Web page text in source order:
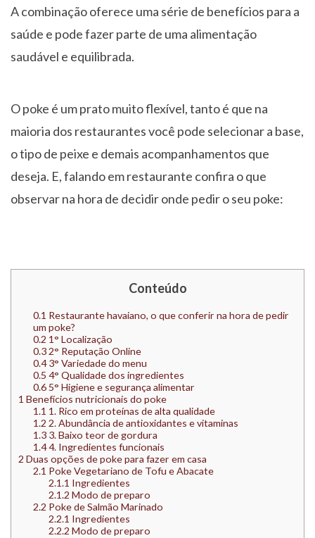
A combinação oferece uma série de benefícios para a
saúde e pode fazer parte de uma alimentação
saudável e equilibrada.
O poke é um prato muito flexível, tanto é que na
maioria dos restaurantes você pode selecionar a base,
o tipo de peixe e demais acompanhamentos que
deseja. E, falando em restaurante confira o que
observar na hora de decidir onde pedir o seu poke:
Conteúdo
0.1 Restaurante havaiano, o que conferir na hora de pedir
um poke?
0.2 1° Localização
0.32° Reputação Online
0.43° Variedade do menu
0.5 4° Qualidade dos ingredientes
0.65° Higiene e segurança alimentar
1 Benefícios nutricionais do poke
1.1 1. Rico em proteínas de alta qualidade
1.2 2. Abundância de antioxidantes e vitaminas
1.3 3. Baixo teor de gordura
1.44. Ingredientes funcionais
2 Duas opções de poke para fazer em casa
2.1 Poke Vegetariano de Tofu e Abacate
2.1.1 Ingredientes
2.1.2 Modo de preparo
2.2 Poke de Salmão Marinado
2.2.1 Ingredientes
2.2.2 Modo de preparo